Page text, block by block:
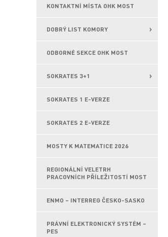
KONTAKTNÍ MÍSTA OHK MOST
DOBRÝ LIST KOMORY
ODBORNÉ SEKCE OHK MOST
SOKRATES 3+1
SOKRATES 1 E-VERZE
SOKRATES 2 E-VERZE
MOSTY K MATEMATICE 2026
REGIONÁLNÍ VELETRH
PRACOVNÍCH PŘÍLEŽITOSTÍ MOST
ENMO – INTERREG ČESKO-SASKO
PRÁVNÍ ELEKTRONICKÝ SYSTÉM –
PES